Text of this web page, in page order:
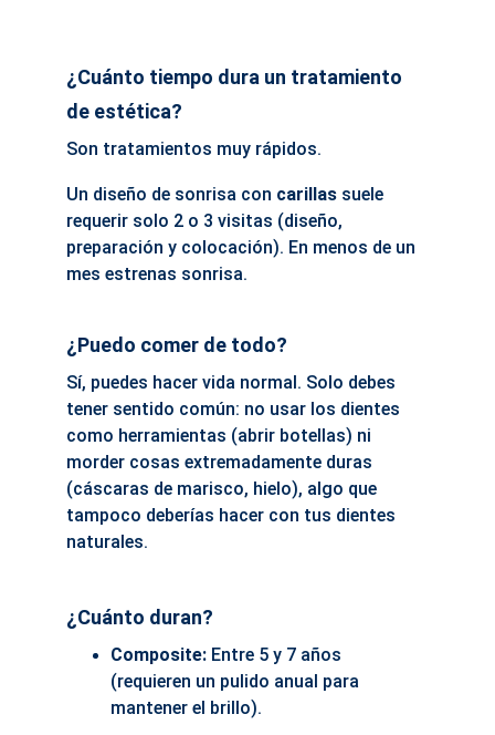
¿Cuánto tiempo dura un tratamiento
de estética?
Son tratamientos muy rápidos.
Un diseño de sonrisa con carillas suele
requerir solo 2 o 3 visitas (diseño,
preparación y colocación). En menos de un
mes estrenas sonrisa.
¿Cuánto duran?
Composite: Entre 5 y 7 años
(requieren un pulido anual para
mantener el brillo).
¿Puedo comer de todo?
Sí, puedes hacer vida normal. Solo debes
tener sentido común: no usar los dientes
como herramientas (abrir botellas) ni
morder cosas extremadamente duras
(cáscaras de marisco, hielo), algo que
tampoco deberías hacer con tus dientes
naturales.